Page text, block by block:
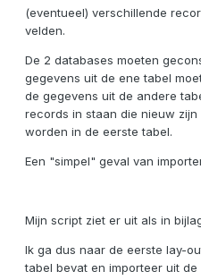
(eventueel) verschillende
velden.
De 2 databases moeten
gegevens uit de ene tabel
de gegevens uit de andere
records in staan die nieuw
worden in de eerste tabel.
Een "simpel" geval van
Mijn script ziet er uit als in
Ik ga dus naar de eerste lay-
tabel bevat en importeer uit de